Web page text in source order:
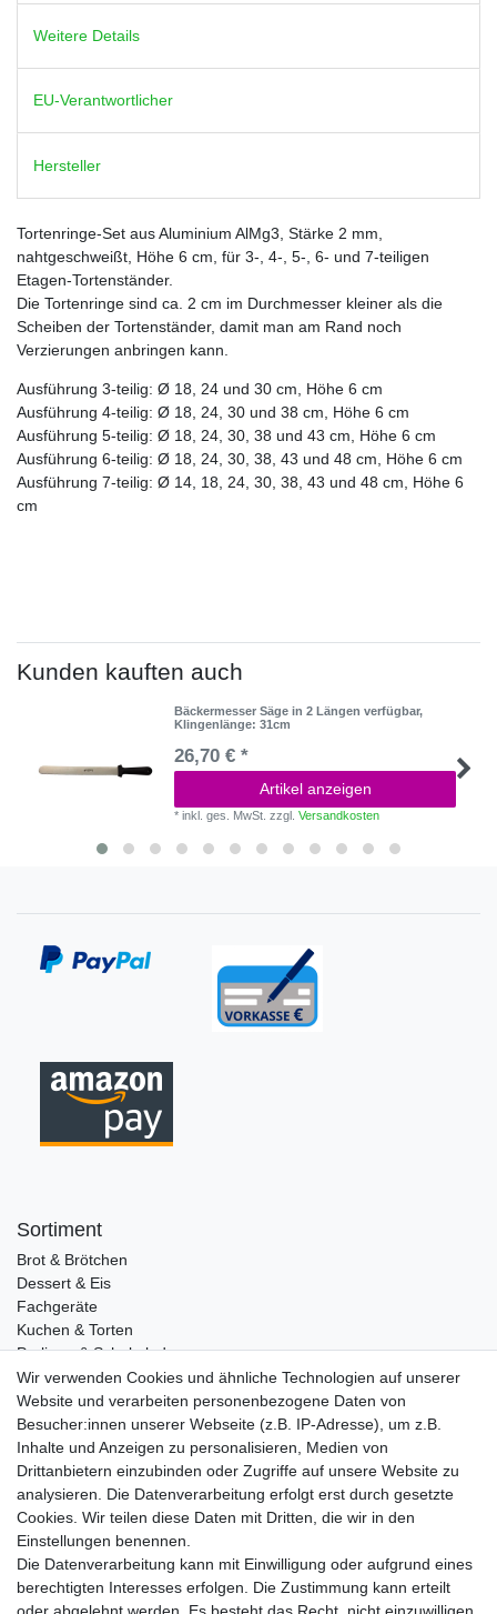
Weitere Details
EU-Verantwortlicher
Hersteller
Tortenringe-Set aus Aluminium AlMg3, Stärke 2 mm,
nahtgeschweißt, Höhe 6 cm, für 3-, 4-, 5-, 6- und 7-teiligen
Etagen-Tortenständer.
Die Tortenringe sind ca. 2 cm im Durchmesser kleiner als die
Scheiben der Tortenständer, damit man am Rand noch
Verzierungen anbringen kann.
Ausführung 3-teilig: Ø 18, 24 und 30 cm, Höhe 6 cm
Ausführung 4-teilig: Ø 18, 24, 30 und 38 cm, Höhe 6 cm
Ausführung 5-teilig: Ø 18, 24, 30, 38 und 43 cm, Höhe 6 cm
Ausführung 6-teilig: Ø 18, 24, 30, 38, 43 und 48 cm, Höhe 6 cm
Ausführung 7-teilig: Ø 14, 18, 24, 30, 38, 43 und 48 cm, Höhe 6
cm
Kunden kauften auch
Bäckermesser Säge in 2 Längen verfügbar,
Klingenlänge: 31cm
26,70 € *
Artikel anzeigen
*inkl. ges. MwSt. zzgl.Versandkosten
Sortiment
Brot & Brötchen
Dessert & Eis
Fachgeräte
Kuchen & Torten
Pralinen & Schokolade
Lebensmittel
Gutscheine
Informationen
Zahlungsarten
Versandkosten
Service
Rezepte
Newsletter
Blog
Wir verwenden Cookies und ähnliche Technologien auf unserer
Website und verarbeiten personenbezogene Daten von
Besucher:innen unserer Webseite (z.B. IP-Adresse), um z.B.
Inhalte und Anzeigen zu personalisieren, Medien von
Drittanbietern einzubinden oder Zugriffe auf unsere Website zu
analysieren. Die Datenverarbeitung erfolgt erst durch gesetzte
Cookies. Wir teilen diese Daten mit Dritten, die wir in den
Einstellungen benennen.
Die Datenverarbeitung kann mit Einwilligung oder aufgrund eines
berechtigten Interesses erfolgen. Die Zustimmung kann erteilt